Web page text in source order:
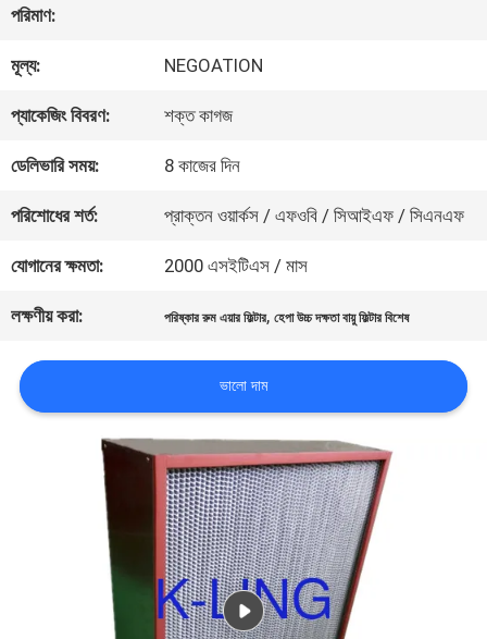
নিয়ন্ত্রণ
আমাদের
সাথে
যোগাযোগ
মামলা
পরিমাণ:
মূল্য: NEGOATION
প্যাকেজিং বিবরণ: শক্ত কাগজ
ডেলিভারি সময়: 8 কাজের দিন
পরিশোধের শর্ত: প্রাক্তন ওয়ার্কস / এফওবি / সিআইএফ / সিএনএফ
যোগানের ক্ষমতা: 2000 এসইটিএস / মাস
লক্ষণীয় করা: পরিষ্কার রুম এয়ার ফিল্টার,হেপা উচ্চ দক্ষতা বায়ু ফিল্টার বিশেষ
ভালো দাম